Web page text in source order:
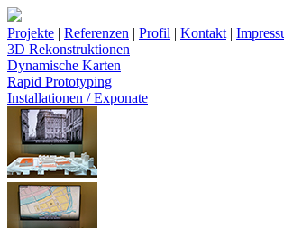
Projekte | Referenzen | Profil | Kontakt |
3D Rekonstruktionen
Dynamische Karten
Rapid Prototyping
Installationen / Exponate